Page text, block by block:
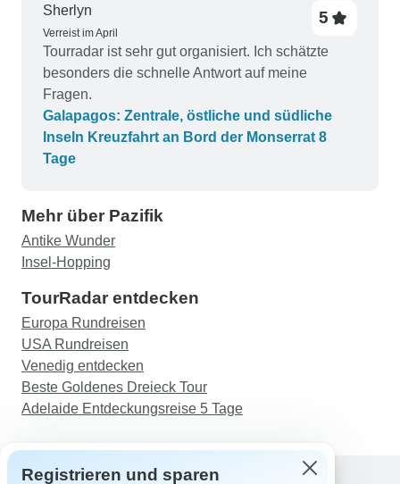
Sherlyn
Verreist im April
5
Tourradar ist sehr gut organisiert. Ich schätzte
besonders die schnelle Antwort auf meine
Fragen.
Galapagos: Zentrale, östliche und südliche
Inseln Kreuzfahrt an Bord der Monserrat 8
Tage
Mehr über Pazifik
Antike Wunder
Insel-Hopping
TourRadar entdecken
Europa Rundreisen
USA Rundreisen
Venedig entdecken
Beste Goldenes Dreieck Tour
Adelaide Entdeckungsreise 5 Tage
Registrieren und sparen